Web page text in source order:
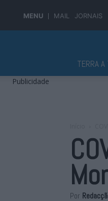
MENU MAIL JORNAIS
TERRA A
Publicidade
Por